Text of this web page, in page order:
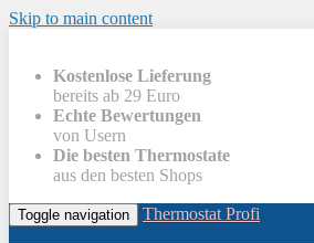
Skip to main content
Kostenlose Lieferung
bereits ab 29 Euro
Echte Bewertungen
von Usern
Die besten Thermostate
aus den besten Shops
Toggle navigation Thermostat Profi